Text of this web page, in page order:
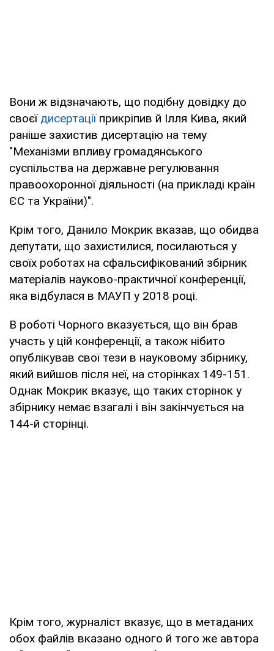
Вони ж відзначають, що подібну довідку до
своєї дисертації прикріпив й Ілля Кива, який
раніше захистив дисертацію на тему
"Механізми впливу громадянського
суспільства на державне регулювання
правоохоронної діяльності (на прикладі країн
ЄС та України)".
Крім того, Данило Мокрик вказав, що обидва
депутати, що захистилися, посилаються у
своїх роботах на сфальсифікований збірник
матеріалів науково-практичної конференції,
яка відбулася в МАУП у 2018 році.
В роботі Чорного вказується, що він брав
участь у цій конференції, а також нібито
опублікував свої тези в науковому збірнику,
який вийшов після неї, на сторінках 149-151.
Однак Мокрик вказує, що таких сторінок у
збірнику немає взагалі і він закінчується на
144-й сторінці.
Крім того, журналіст вказує, що в метаданих
обох файлів вказано одного й того же автора